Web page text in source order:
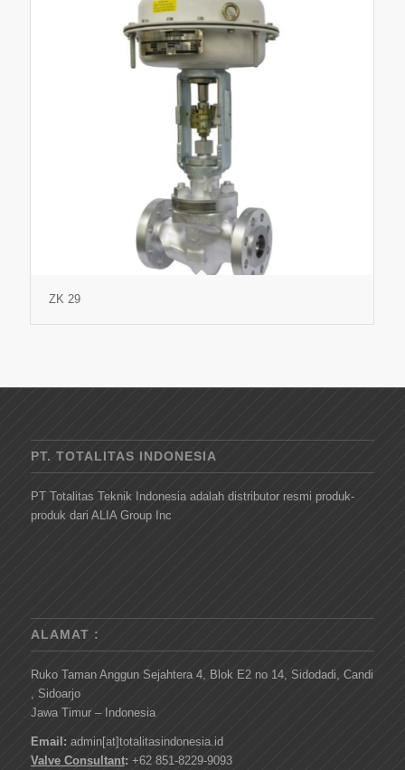
ZK 29
PT. TOTALITAS INDONESIA
PT Totalitas Teknik Indonesia adalah distributor resmi produk-
produk dari ALIA Group Inc
ALAMAT :
Ruko Taman Anggun Sejahtera 4, Blok E2 no 14, Sidodadi, Candi
, Sidoarjo
Jawa Timur – Indonesia
Email: admin[at]totalitasindonesia.id
Valve Consultant: +62 851-8229-9093